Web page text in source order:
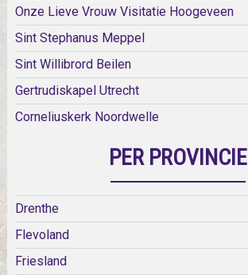
Onze Lieve Vrouw Visitatie Hoogeveen
Sint Stephanus Meppel
Sint Willibrord Beilen
Gertrudiskapel Utrecht
Corneliuskerk Noordwelle
PER PROVINCIE
Drenthe
Flevoland
Friesland